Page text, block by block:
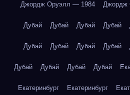
Джордж Оруэлл — 1984 Джордж
Дубай Дубай Дубай Дубай
Дубай Дубай Дубай Дубай
Дубай Дубай Дубай Дубай
Екатеринбург Екатеринбург